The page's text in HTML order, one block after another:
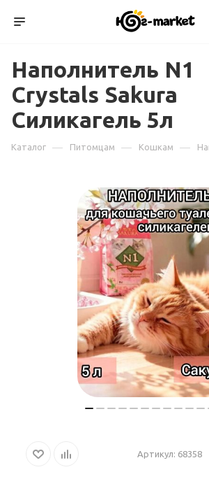
Наполнитель N1
Crystals Sakura
Силикагель 5л
Каталог — Питомцам — Кошкам —
Артикул: 68358